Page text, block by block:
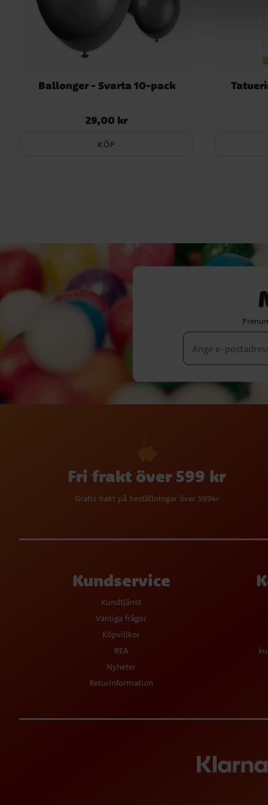
Ballonger - Svarta 10-pack
Pris:29,00 kr
29,00 kr
KÖP
Fri frakt över 599 kr
Gratis frakt på beställningar över 599kr
Kundservice
Kundtjänst
Vanliga frågor
Köpvillkor
REA
Nyheter
Returinformation